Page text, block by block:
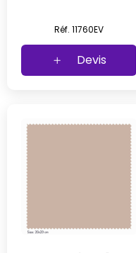
Réf. 11760EV
Devis